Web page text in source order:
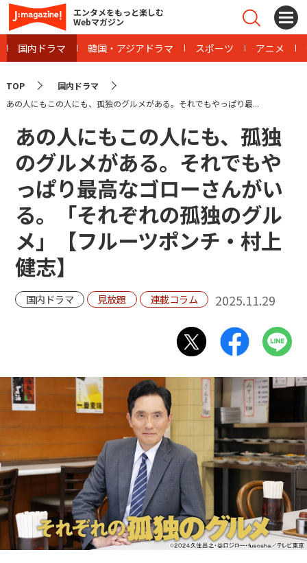
エンタメをもっと楽しむ
Webマガジン
国内ドラマ 韓国・アジアドラマ スポーツ アニメ
TOP
国内ドラマ
あの人にもこの人にも、孤独のグルメがある。それでもやっぱり最...
あの人にもこの人にも、孤独
のグルメがある。それでもや
っぱり最高なゴローさんがい
る。「それぞれの孤独のグル
メ」【フルーツポンチ・村上
健志】
国内ドラマ 見放題 連載コラム 2025.11.29